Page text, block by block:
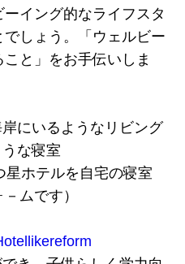
イング的なライフスタ
しょう。「ウェルビー
と」をお手伝いしま
にいるようなリビング
な寝室
ホテルを自宅の寝室
ムです）